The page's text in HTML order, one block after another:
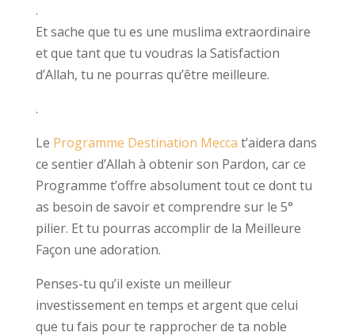
.
Et sache que tu es une muslima extraordinaire
et que tant que tu voudras la Satisfaction
d’Allah, tu ne pourras qu’être meilleure.
.
Le Programme Destination Mecca t’aidera dans
ce sentier d’Allah à obtenir son Pardon, car ce
Programme t’offre absolument tout ce dont tu
as besoin de savoir et comprendre sur le 5°
pilier. Et tu pourras accomplir de la Meilleure
Façon une adoration.
Penses-tu qu’il existe un meilleur
investissement en temps et argent que celui
que tu fais pour te rapprocher de ta noble